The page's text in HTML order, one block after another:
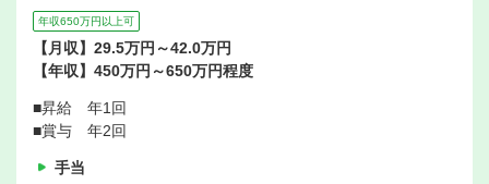
年収650万円以上可
【月収】29.5万円～42.0万円
【年収】450万円～650万円程度
■昇給 年1回
■賞与 年2回
手当